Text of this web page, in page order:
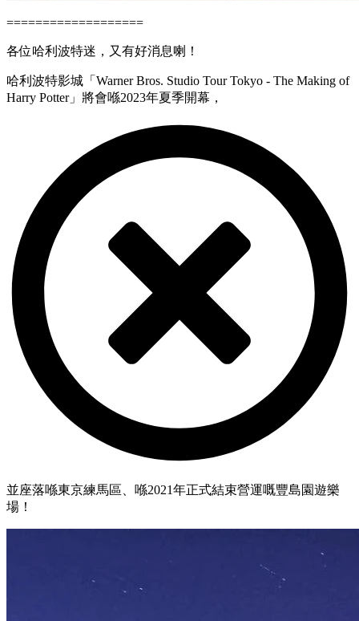
===================
各位哈利波特迷，又有好消息喇！
哈利波特影城「Warner Bros. Studio Tour Tokyo - The Making of
Harry Potter」將會喺2023年夏季開幕，
並座落喺東京練馬區、喺2021年正式結束營運嘅豐島園遊樂
場！